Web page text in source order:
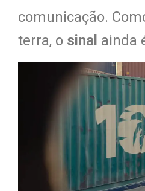
comunicação.
terra, o sinal ainda